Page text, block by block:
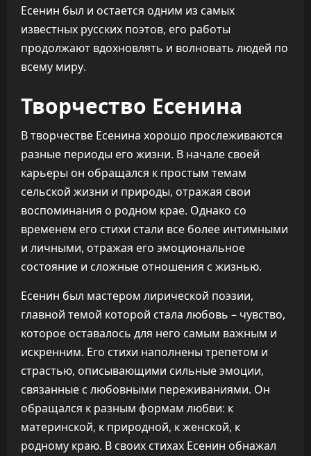
Есенин был и остается одним из самых
известных русских поэтов, его работы
продолжают вдохновлять и волновать людей по
всему миру.
Творчество Есенина
В творчестве Есенина хорошо прослеживаются
разные периоды его жизни. В начале своей
карьеры он обращался к простым темам
сельской жизни и природы, отражая свои
воспоминания о родном крае. Однако со
временем его стихи стали все более интимными
и личными, отражая его эмоциональное
состояние и сложные отношения с жизнью.
Есенин был мастером лирической поэзии,
главной темой которой стала любовь – чувство,
которое оставалось для него самым важным и
искренним. Его стихи наполнены трепетом и
страстью, описывающими сильные эмоции,
связанные с любовными переживаниями. Он
обращался к разным формам любви: к
материнской, к природной, к женской, к
родному краю. В своих стихах Есенин обнажал